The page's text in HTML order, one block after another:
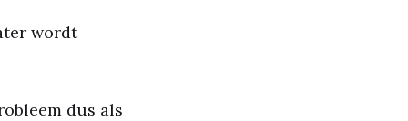
wordt
dus als